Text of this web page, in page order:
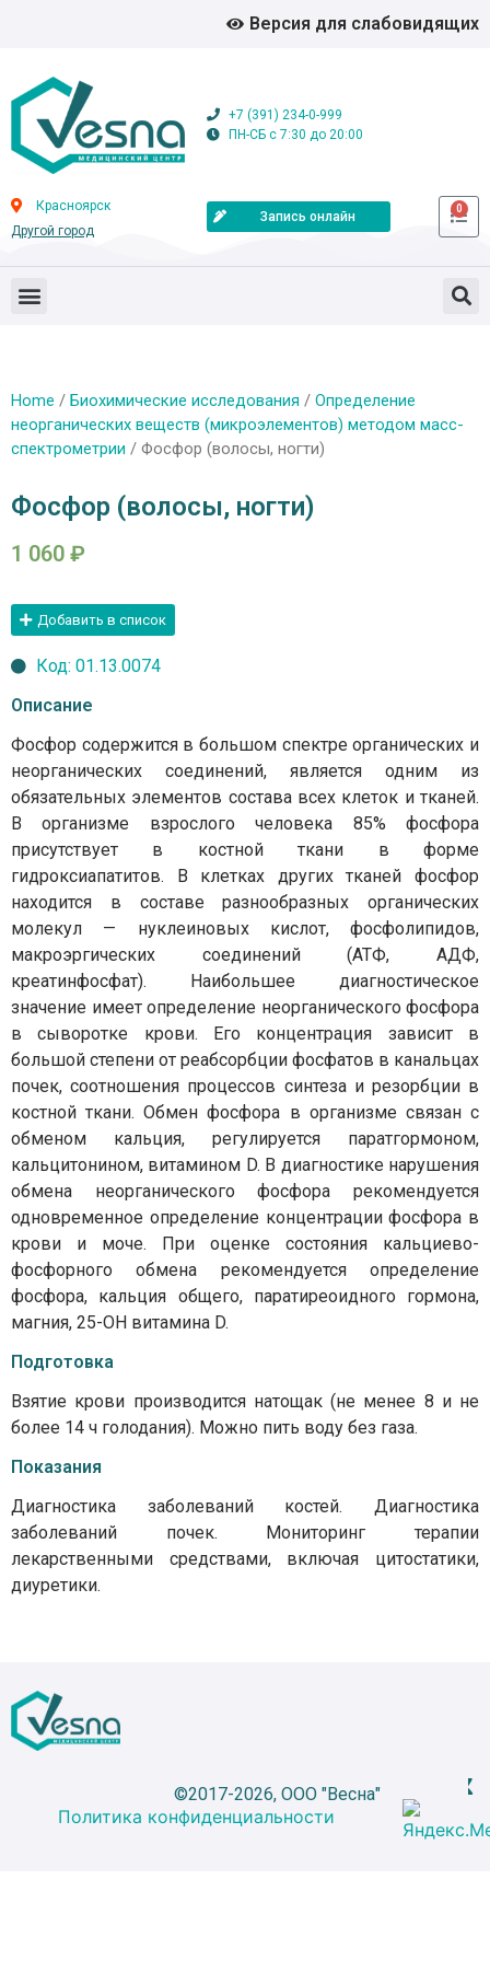
Версия для слабовидящих
+7 (391) 234-0-999
ПН-СБ с 7:30 до 20:00
Красноярск
Другой город
Запись онлайн
0
Home / Биохимические исследования / Определение
неорганических веществ (микроэлементов) методом масс-
спектрометрии / Фосфор (волосы, ногти)
Фосфор (волосы, ногти)
1 060 ₽
Добавить в список
Код: 01.13.0074
Описание
Фосфор содержится в большом спектре органических и
неорганических соединений, является одним из
обязательных элементов состава всех клеток и тканей.
В организме взрослого человека 85% фосфора
присутствует в костной ткани в форме
гидроксиапатитов. В клетках других тканей фосфор
находится в составе разнообразных органических
молекул — нуклеиновых кислот, фосфолипидов,
макроэргических соединений (АТФ, АДФ,
креатинфосфат). Наибольшее диагностическое
значение имеет определение неорганического фосфора
в сыворотке крови. Его концентрация зависит в
большой степени от реабсорбции фосфатов в канальцах
почек, соотношения процессов синтеза и резорбции в
костной ткани. Обмен фосфора в организме связан с
обменом кальция, регулируется паратгормоном,
кальцитонином, витамином D. В диагностике нарушения
обмена неорганического фосфора рекомендуется
одновременное определение концентрации фосфора в
крови и моче. При оценке состояния кальциево-
фосфорного обмена рекомендуется определение
фосфора, кальция общего, паратиреоидного гормона,
магния, 25-ОН витамина D.
Подготовка
Взятие крови производится натощак (не менее 8 и не
более 14 ч голодания). Можно пить воду без газа.
Показания
Диагностика заболеваний костей. Диагностика
заболеваний почек. Мониторинг терапии
лекарственными средствами, включая цитостатики,
диуретики.
©2017-2026, ООО "Весна"
Политика конфиденциальности